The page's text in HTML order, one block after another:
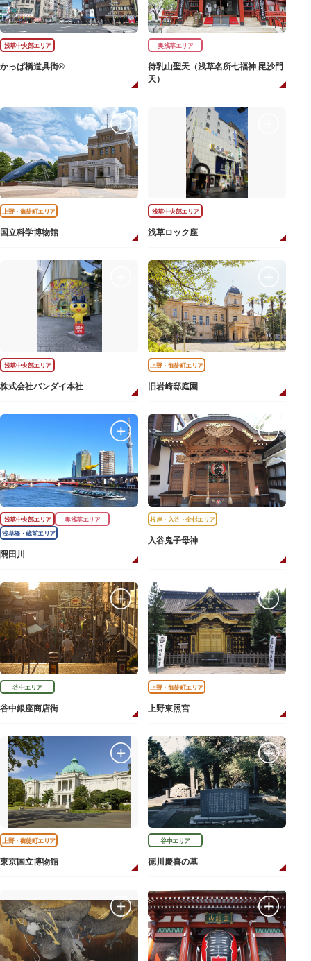
浅草中央部エリア
かっぱ橋道具街®
奥浅草エリア
待乳山聖天（浅草名所七福神 毘沙門
天）
上野・御徒町エリア
国立科学博物館
浅草中央部エリア
浅草ロック座
浅草中央部エリア
株式会社バンダイ本社
上野・御徒町エリア
旧岩崎邸庭園
浅草中央部エリア
奥浅草エリア
浅草橋・蔵前エリア
隅田川
根岸・入谷・金杉エリア
入谷鬼子母神
谷中エリア
谷中銀座商店街
上野・御徒町エリア
上野東照宮
上野・御徒町エリア
東京国立博物館
谷中エリア
徳川慶喜の墓